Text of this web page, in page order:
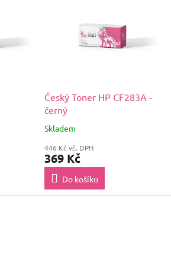
Český Toner HP CF283A -
černý
Skladem
446 Kč vč. DPH
369 Kč
Do košíku